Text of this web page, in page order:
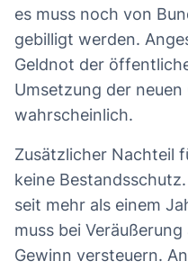
es muss noch von
gebilligt werden.
Geldnot der
Umsetzung der
wahrscheinlich.
Zusätzlicher Nachteil
keine
seit mehr als einem
muss bei
Gewinn versteuern.